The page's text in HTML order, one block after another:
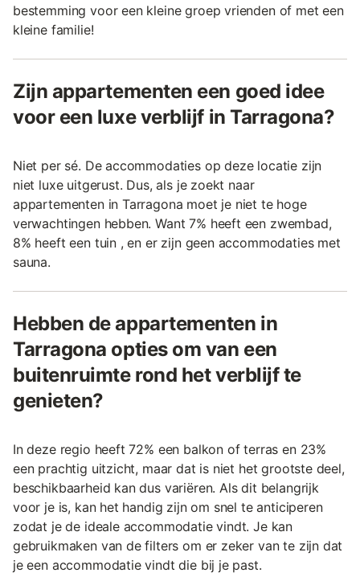
bestemming voor een kleine groep vrienden of met een
kleine familie!
Zijn appartementen een goed idee
voor een luxe verblijf in Tarragona?
Niet per sé. De accommodaties op deze locatie zijn
niet luxe uitgerust. Dus, als je zoekt naar
appartementen in Tarragona moet je niet te hoge
verwachtingen hebben. Want 7% heeft een zwembad,
8% heeft een tuin , en er zijn geen accommodaties met
sauna.
Hebben de appartementen in
Tarragona opties om van een
buitenruimte rond het verblijf te
genieten?
In deze regio heeft 72% een balkon of terras en 23%
een prachtig uitzicht, maar dat is niet het grootste deel,
beschikbaarheid kan dus variëren. Als dit belangrijk
voor je is, kan het handig zijn om snel te anticiperen
zodat je de ideale accommodatie vindt. Je kan
gebruikmaken van de filters om er zeker van te zijn dat
je een accommodatie vindt die bij je past.